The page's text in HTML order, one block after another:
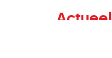
Actueel